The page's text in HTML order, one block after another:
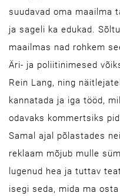
suudavad oma maailma
ja sageli ka edukad.
maailmas nad rohkem
Äri- ja poliitinimesed
Rein Lang, ning
kannatada ja iga tööd,
odavaks kommertsiks
Samal ajal põlastades
reklaam mõjub mulle
lugenud hea ja tuttav
isegi seda, mida ma